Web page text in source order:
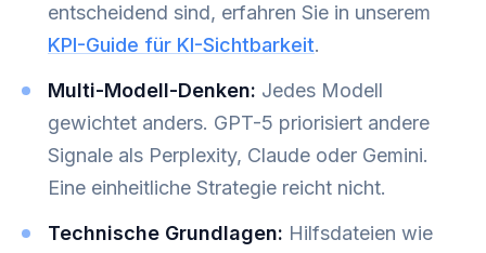
entscheidend sind, erfahren Sie in unserem
KPI-Guide für KI-Sichtbarkeit.
Multi-Modell-Denken: Jedes Modell
gewichtet anders. GPT-5 priorisiert andere
Signale als Perplexity, Claude oder Gemini.
Eine einheitliche Strategie reicht nicht.
Technische Grundlagen: Hilfsdateien wie